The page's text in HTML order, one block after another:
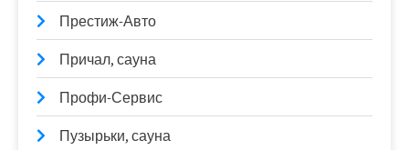
Престиж-Авто
Причал, сауна
Профи-Сервис
Пузырьки, сауна